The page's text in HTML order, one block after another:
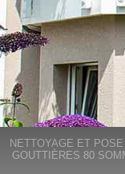
NETTOYAGE ET POSE
GOUTTIÈRES 80